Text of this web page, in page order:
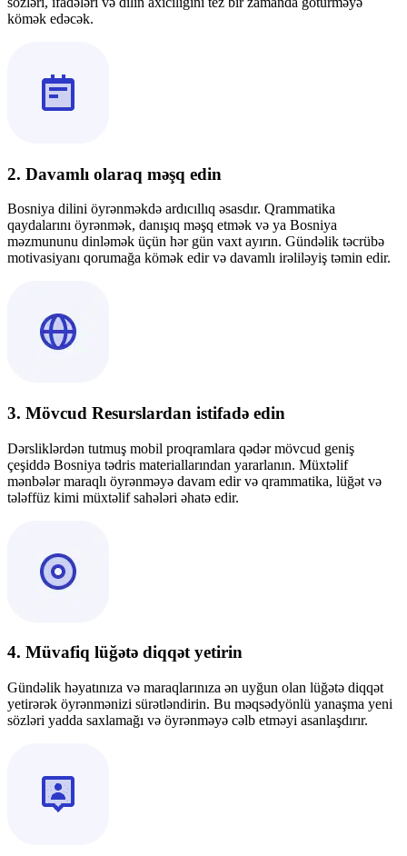
kömək edəcək.
2. Davamlı olaraq məşq edin
Bosniya dilini öyrənməkdə ardıcıllıq əsasdır. Qrammatika
qaydalarını öyrənmək, danışıq məşq etmək və ya Bosniya
məzmununu dinləmək üçün hər gün vaxt ayırın. Gündəlik təcrübə
motivasiyanı qorumağa kömək edir və davamlı irəliləyiş təmin edir.
3. Mövcud Resurslardan istifadə edin
Dərsliklərdən tutmuş mobil proqramlara qədər mövcud geniş
çeşiddə Bosniya tədris materiallarından yararlanın. Müxtəlif
mənbələr maraqlı öyrənməyə davam edir və qrammatika, lüğət və
tələffüz kimi müxtəlif sahələri əhatə edir.
4. Müvafiq lüğətə diqqət yetirin
Gündəlik həyatınıza və maraqlarınıza ən uyğun olan lüğətə diqqət
yetirərək öyrənmənizi sürətləndirin. Bu məqsədyönlü yanaşma yeni
sözləri yadda saxlamağı və öyrənməyə cəlb etməyi asanlaşdırır.